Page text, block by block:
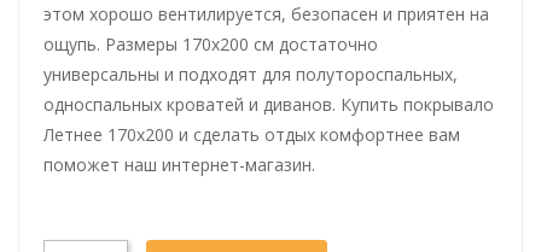
этом хорошо вентилируется, безопасен и приятен на
ощупь. Размеры 170х200 см достаточно
универсальны и подходят для полутороспальных,
односпальных кроватей и диванов. Купить покрывало
Летнее 170х200 и сделать отдых комфортнее вам
поможет наш интернет-магазин.